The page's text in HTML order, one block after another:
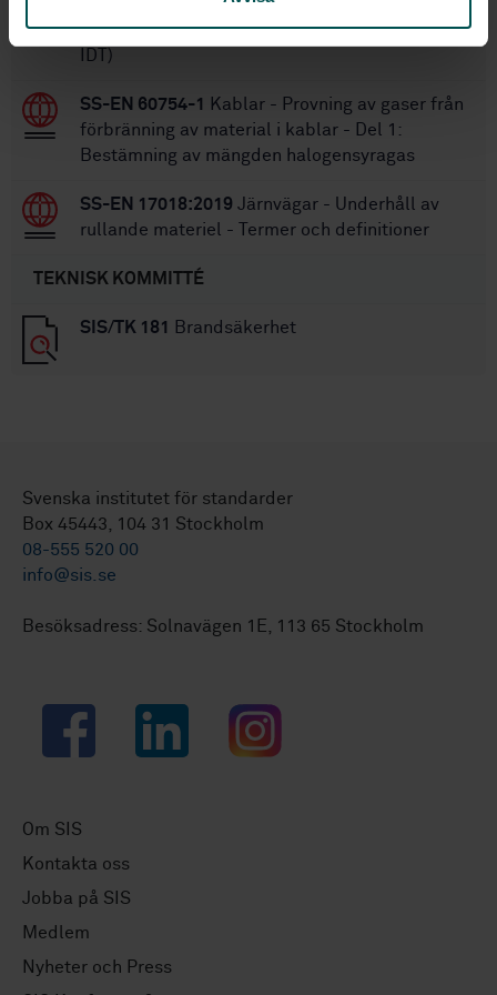
SS-ISO 4880:2008Textil och textila produkter -
Brandegenskaper - Ordlista (ISO 4880:1997,
IDT)
SS-EN 60754-1
Kablar - Provning av gaser från
förbränning av material i kablar - Del 1:
Bestämning av mängden halogensyragas
SS-EN 17018:2019 Järnvägar - Underhåll av
rullande materiel - Termer och definitioner
TEKNISK KOMMITTÉ
SIS/TK 181 Brandsäkerhet
Svenska institutet för standarder
Box 45443, 104 31 Stockholm
08-555 520 00
info@sis.se
Besöksadress: Solnavägen 1E, 113 65 Stockholm
Facebook LinkedIn Instagram
Om SIS
Kontakta oss
Jobba på SIS
Medlem
Nyheter och Press